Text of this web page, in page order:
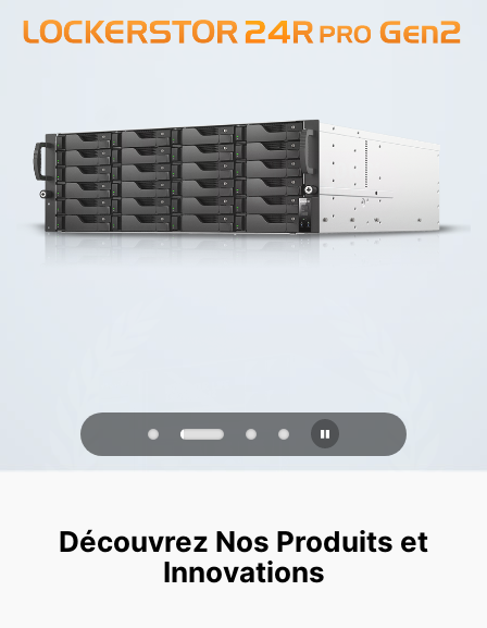
quantiques du futur
Découvrez Nos Produits et
Innovations